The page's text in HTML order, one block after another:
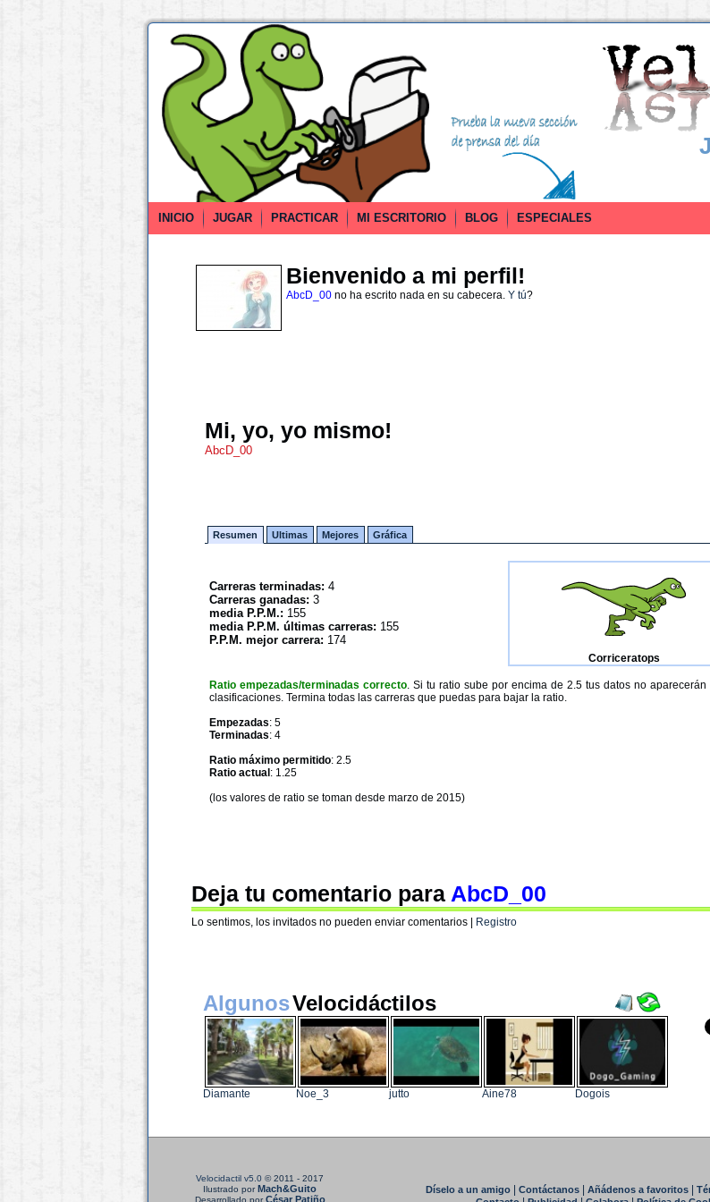
INICIO JUGAR PRACTICAR MI ESCRITORIO BLOG ESPECIALES
Bienvenido a mi perfil!
AbcD_00no ha escrito nada en su cabecera. Y tú?
Mi, yo, yo mismo!
AbcD_00
Resumen Ultimas Mejores Gráfica
Carreras terminadas: 4
Carreras ganadas: 3
media P.P.M.: 155
media P.P.M. últimas carreras: 155
P.P.M. mejor carrera: 174
Corriceratops
Ratio empezadas/terminadas correcto. Si tu ratio sube por encima de 2.5 tus datos no aparecerán
clasificaciones. Termina todas las carreras que puedas para bajar la ratio.
Empezadas: 5
Terminadas: 4
Ratio máximo permitido: 2.5
Ratio actual : 1.25
(los valores de ratio se toman desde marzo de 2015)
Deja tu comentario para AbcD_00
Lo sentimos, los invitados no pueden enviar comentarios | Registro
AlgunosVelocidáctilos
Diamante Noe_3 jutto Aine78 Dogois
Velocidactil v5.0 © 2011 - 2017
Ilustrado porMach&Guito
Desarrollado porCésar Patiño
Díselo a un amigo| Contáctanos| Añádenos a favoritos|